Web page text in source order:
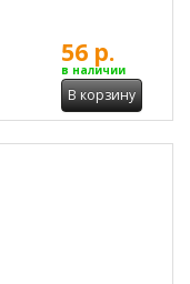
56 р.
в наличии
В корзину